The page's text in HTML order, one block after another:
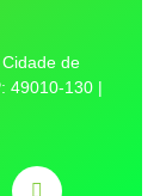
de
49010-130 |